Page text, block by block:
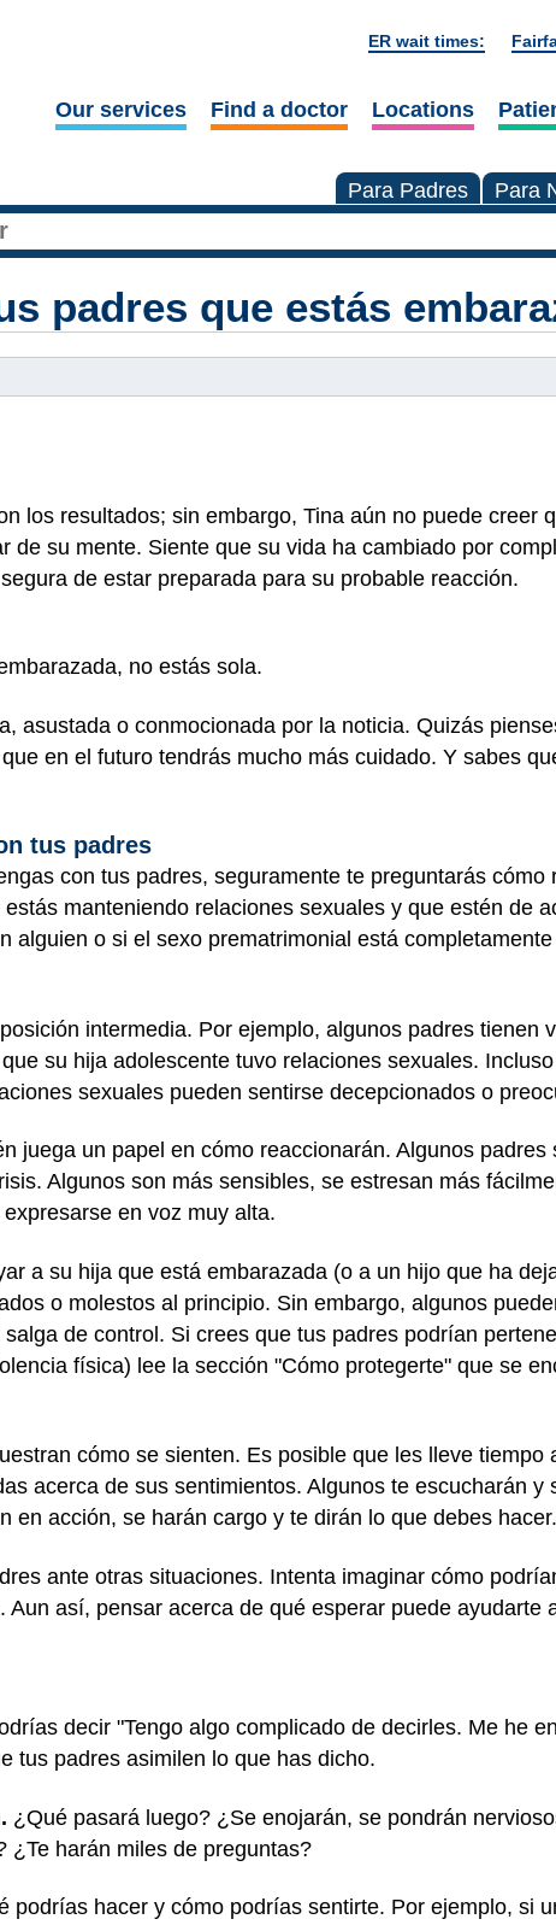
ER wait times:
Our services Find a doctor Locations
Para Padres Para
padres que estás
los resultados; sin embargo, Tina aún no puede creer
de su mente. Siente que su vida ha cambiado por
de estar preparada para su probable reacción.
no estás sola.
asustada o conmocionada por la noticia. Quizás
en el futuro tendrás mucho más cuidado. Y sabes
tus padres
con tus padres, seguramente te preguntarás cómo
manteniendo relaciones sexuales y que estén de
alguien o si el sexo prematrimonial está
intermedia. Por ejemplo, algunos padres tienen
su hija adolescente tuvo relaciones sexuales.
sexuales pueden sentirse decepcionados o
juega un papel en cómo reaccionarán. Algunos padres
Algunos son más sensibles, se estresan más
en voz muy alta.
a su hija que está embarazada (o a un hijo que ha
o molestos al principio. Sin embargo, algunos
de control. Si crees que tus padres podrían
física) lee la sección "Cómo protegerte" que se
cómo se sienten. Es posible que les lleve tiempo
acerca de sus sentimientos. Algunos te escucharán y
en acción, se harán cargo y te dirán lo que debes hacer.
ante otras situaciones. Intenta imaginar cómo
así, pensar acerca de qué esperar puede ayudarte
decir "Tengo algo complicado de decirles. Me he
tus padres asimilen lo que has dicho.
¿Qué pasará luego? ¿Se enojarán, se pondrán
¿Te harán miles de preguntas?
podrías hacer y cómo podrías sentirte. Por ejemplo, si